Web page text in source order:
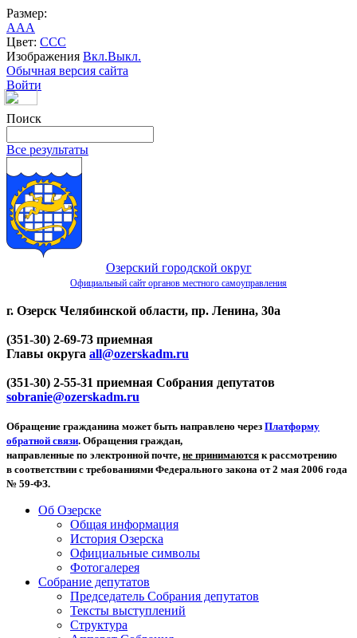
Размер:
AAA
Цвет: CCC
Изображения Вкл.Выкл.
Обычная версия сайта
Войти
Поиск
Все результаты
Озерский городской округ
Официальный сайт органов местного самоуправления
г. Озерск Челябинской области, пр. Ленина, 30а
(351-30) 2-69-73 приемная
Главы округа all@ozerskadm.ru
(351-30) 2-55-31 приемная Собрания депутатов
sobranie@ozerskadm.ru
Обращение гражданина может быть направлено через Платформу
обратной связи. Обращения граждан,
направленные по электронной почте, не принимаются к рассмотрению
в соответствии с требованиями Федерального закона от 2 мая 2006 года
№ 59-ФЗ.
Об Озерске
Общая информация
История Озерска
Официальные символы
Фотогалерея
Собрание депутатов
Председатель Собрания депутатов
Тексты выступлений
Структура